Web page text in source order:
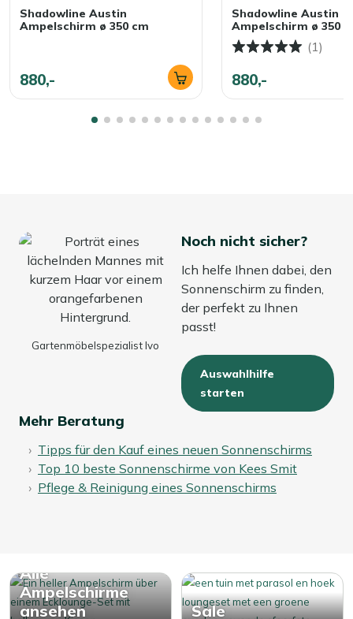
Shadowline Austin
Ampelschirm ø 350 cm
880,-
Shadowline Austin
Ampelschirm ø 350
(1)
880,-
Gartenmöbelspezialist Ivo
Noch nicht sicher?
Ich helfe Ihnen dabei, den
Sonnenschirm zu finden,
der perfekt zu Ihnen
passt!
Auswahlhilfe
starten
Mehr Beratung
Tipps für den Kauf eines neuen Sonnenschirms
Top 10 beste Sonnenschirme von Kees Smit
Pflege & Reinigung eines Sonnenschirms
Alle
Ampelschirme
ansehen
Sale